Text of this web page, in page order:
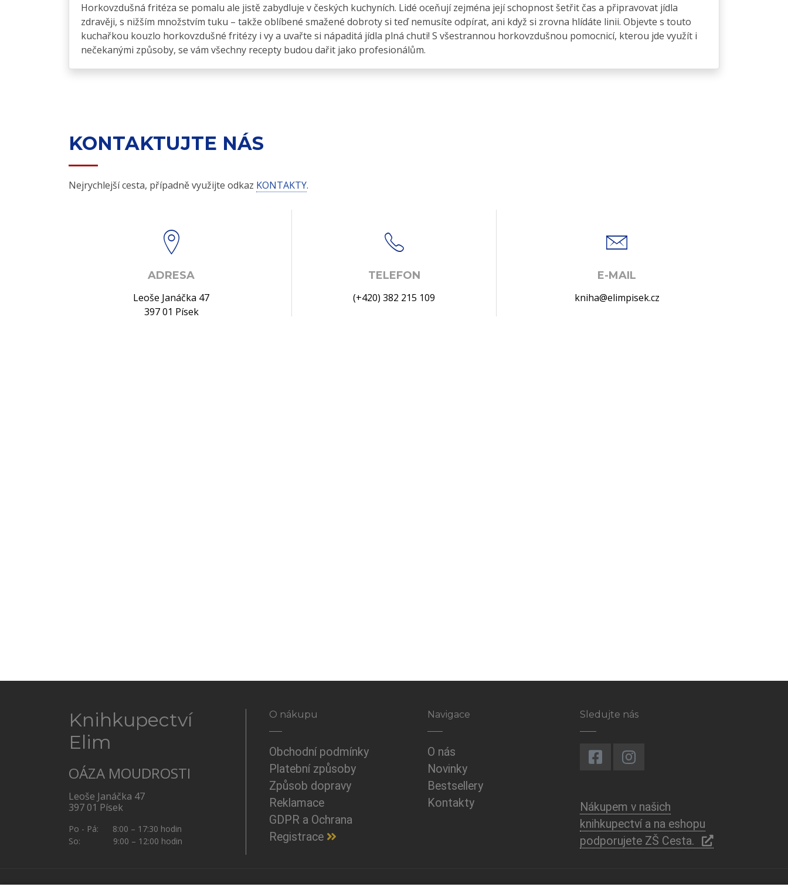
Horkovzdušná fritéza se pomalu ale jistě zabydluje v českých kuchyních. Lidé oceňují zejména její schopnost šetřit čas a připravovat jídla
zdravěji, s nižším množstvím tuku – takže oblíbené smažené dobroty si teď nemusíte odpírat, ani když si zrovna hlídáte linii. Objevte s touto
kuchařkou kouzlo horkovzdušné fritézy i vy a uvařte si nápaditá jídla plná chuti! S všestrannou horkovzdušnou pomocnicí, kterou jde využít i
nečekanými způsoby, se vám všechny recepty budou dařit jako profesionálům.
KONTAKTUJTE NÁS
Nejrychlejší cesta, případně využijte odkaz KONTAKTY.
ADRESA
Leoše Janáčka 47
397 01 Písek
TELEFON
(+420) 382 215 109
E-MAIL
kniha@elimpisek.cz
Knihkupectví
Elim
OÁZA MOUDROSTI
Leoše Janáčka 47
397 01 Písek
Po - Pá: 8:00 – 17:30 hodin
So: 9:00 – 12:00 hodin
O nákupu
Obchodní podmínky
Platební způsoby
Způsob dopravy
Reklamace
GDPR a Ochrana
Registrace
Navigace
O nás
Novinky
Bestsellery
Kontakty
Sledujte nás
Nákupem v našich
knihkupectví a na eshopu
podporujete ZŠ Cesta.